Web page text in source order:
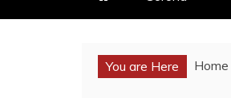
You are Here Home